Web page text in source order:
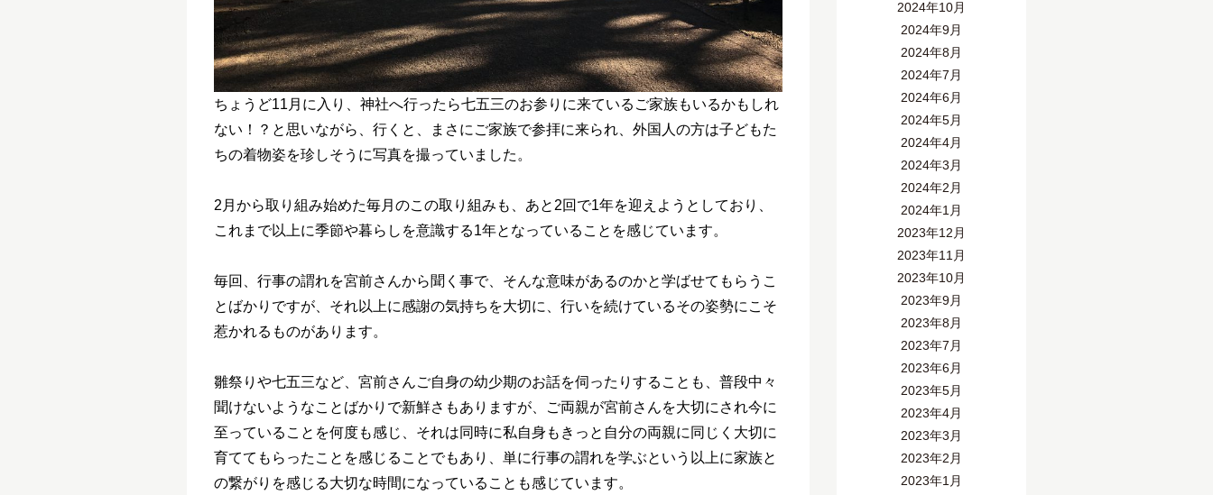
ちょうど11 月に入り、神社へ行ったら七五三のお参りに来ているご家族もいるかもしれ
ない！？と思いながら、行くと、まさにご家族で参拝に来られ、外国人の方は子どもた
ちの着物姿を珍しそうに写真を撮っていました。
2 月から取り組み始めた毎月のこの取り組みも、あと 2回で1年を迎えようとしており、
これまで以上に季節や暮らしを意識する1年となっていることを感じています。
毎回、行事の謂れを宮前さんから聞く事で、そんな意味があるのかと学ばせてもらうこ
とばかりですが、それ以上に感謝の気持ちを大切に、行いを続けているその姿勢にこそ
惹かれるものがあります。
雛祭りや七五三など、宮前さんご自身の幼少期のお話を伺ったりすることも、普段中々
聞けないようなことばかりで新鮮さもありますが、ご両親が宮前さんを大切にされ今に
至っていることを何度も感じ、それは同時に私自身もきっと自分の両親に同じく大切に
育ててもらったことを感じることでもあり、単に行事の謂れを学ぶという以上に家族と
の繋がりを感じる大切な時間になっていることも感じています。
2024年10月
2024年9月
2024年8月
2024年7月
2024年6月
2024年5月
2024年4月
2024年3月
2024年2月
2024年1月
2023年12月
2023年11月
2023年10月
2023年9月
2023年8月
2023年7月
2023年6月
2023年5月
2023年4月
2023年3月
2023年2月
2023年1月